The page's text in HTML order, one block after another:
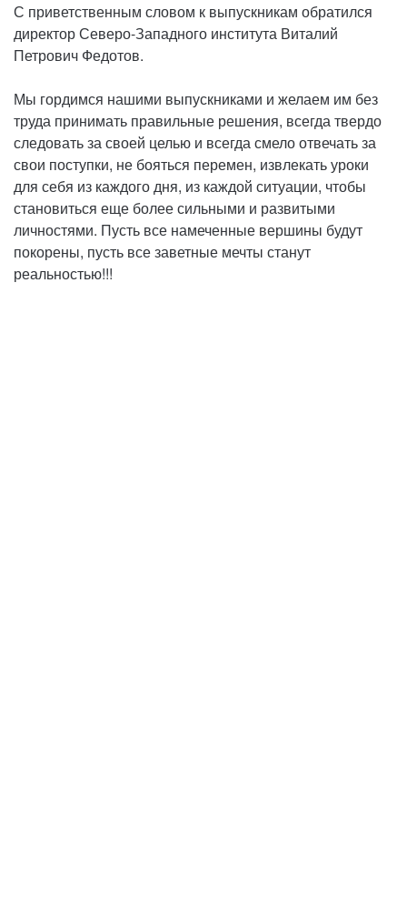
С приветственным словом к выпускникам обратился
директор Северо-Западного института Виталий
Петрович Федотов.
Мы гордимся нашими выпускниками и желаем им без
труда принимать правильные решения, всегда твердо
следовать за своей целью и всегда смело отвечать за
свои поступки, не бояться перемен, извлекать уроки
для себя из каждого дня, из каждой ситуации, чтобы
становиться еще более сильными и развитыми
личностями. Пусть все намеченные вершины будут
покорены, пусть все заветные мечты станут
реальностью!!!